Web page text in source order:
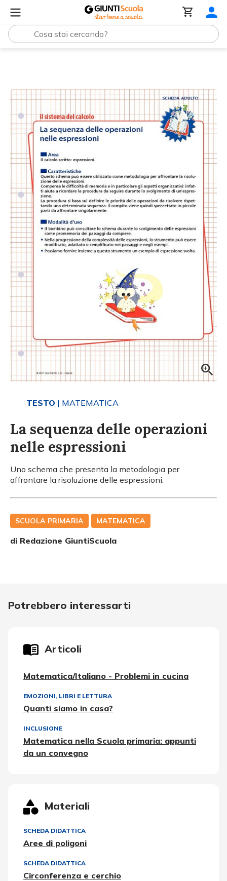
TESTO | MATEMATICA
La sequenza delle operazioni
nelle espressioni
Uno schema che presenta la metodologia per
affrontare la risoluzione delle espressioni.
SCUOLA PRIMARIA MATEMATICA
di Redazione GiuntiScuola
Potrebbero interessarti
Articoli
Matematica/Italiano - Problemi in cucina
EMOZIONI, LIBRI E LETTURA
Quanti siamo in casa?
INCLUSIONE
Matematica nella Scuola primaria: appunti
da un convegno
Materiali
SCHEDA DIDATTICA
Aree di poligoni
SCHEDA DIDATTICA
Circonferenza e cerchio